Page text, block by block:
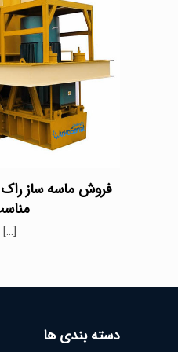
فروش ماسه ساز
[…]
دسته بندی ها